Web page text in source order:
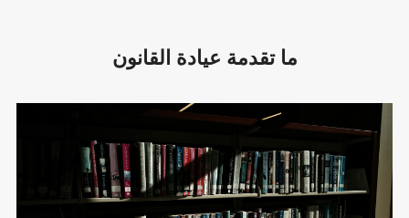
ما تقدمة عيادة القانون